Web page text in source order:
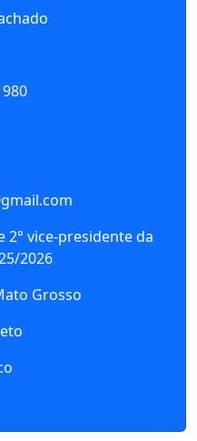
2° vice-presidente da
2026
Grosso